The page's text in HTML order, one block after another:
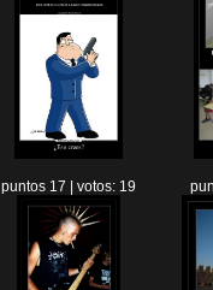
puntos 17 | votos: 19